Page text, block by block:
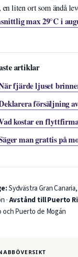
en liten ort som ändå
max 29°C i
artiklar
fjärde ljuset
försäljning
kostar en
man grattis på
Sydvästra Gran
·Avstånd till Puerto
och Puerto de Mogán